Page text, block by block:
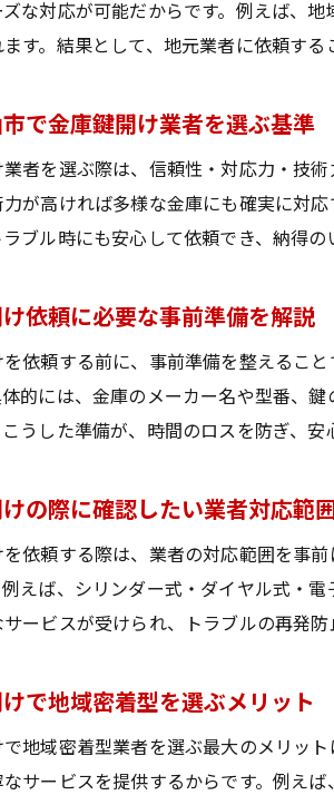
ズな対応が可能だからです。例えば、
す。結果として、地元業者に依頼す
で金庫鍵開け業者を選ぶ基準
者を選ぶ際は、信頼性・対応力・技
力が高ければ多様な金庫にも確実に対
ラブル時にも安心して依頼でき、納得の
依頼に必要な事前準備を解説
依頼する前に、事前準備を整えるこ
的には、金庫のメーカー名や型番、
うした準備が、時間のロスを防ぎ、安
の際に確認したい業者対応範囲
依頼する際は、業者の対応範囲を事
えば、シリンダー式・ダイヤル式・
ービスが受けられ、トラブルの再発防
で地域密着型を選ぶメリット
地域密着型業者を選ぶ最大のメリッ
サービスを提供するからです。例え